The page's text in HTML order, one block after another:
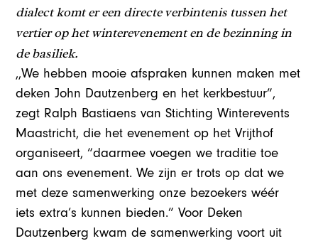
dialect komt er een directe verbintenis tussen het
vertier op het winterevenement en de bezinning in
de basiliek.
,,We hebben mooie afspraken kunnen maken met
deken John Dautzenberg en het kerkbestuur”,
zegt Ralph Bastiaens van Stichting Winterevents
Maastricht, die het evenement op het Vrijthof
organiseert, “daarmee voegen we traditie toe
aan ons evenement. We zijn er trots op dat we
met deze samenwerking onze bezoekers wéér
iets extra’s kunnen bieden.” Voor Deken
Dautzenberg kwam de samenwerking voort uit